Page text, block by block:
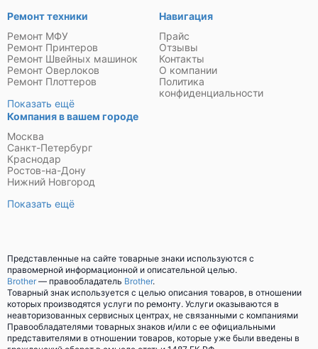
Ремонт техники
Ремонт МФУ
Ремонт Принтеров
Ремонт Швейных машинок
Ремонт Оверлоков
Ремонт Плоттеров
Показать ещё
Компания в вашем городе
Москва
Санкт-Петербург
Краснодар
Ростов-на-Дону
Нижний Новгород
Показать ещё
Навигация
Прайс
Отзывы
Контакты
О компании
Политика
конфиденциальности
Представленные на сайте товарные знаки используются с
правомерной информационной и описательной целью.
Brother — правообладатель Brother.
Товарный знак используется с целью описания товаров, в отношении
которых производятся услуги по ремонту. Услуги оказываются в
неавторизованных сервисных центрах, не связанными с компаниями
Правообладателями товарных знаков и/или с ее официальными
представителями в отношении товаров, которые уже были введены в